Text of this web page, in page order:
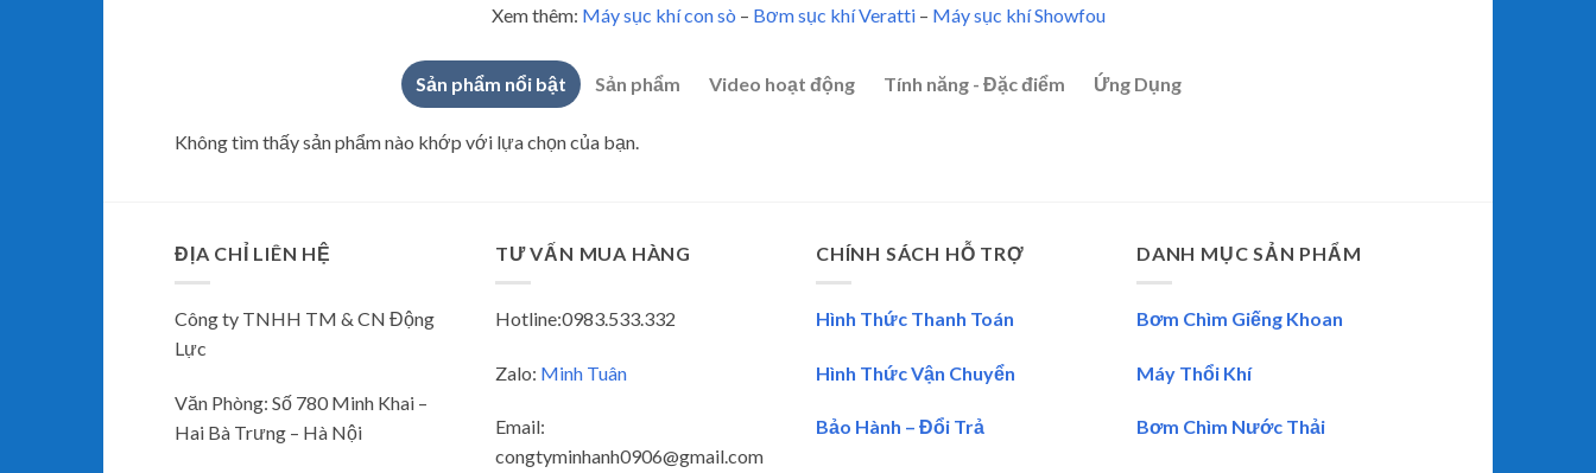
Xem thêm: Máy sục khí con sò – Bơm sục khí Veratti– Máy sục khí Showfou
Sản phẩm nổi bật Sản phẩm Video hoạt động Tính năng - Đặc điểm Ứng Dụng
Không tìm thấy sản phẩm nào khớp với lựa chọn của bạn.
ĐỊA CHỈ LIÊN HỆ
Công ty TNHH TM & CN Động
Lực
Văn Phòng: Số 780 Minh Khai –
Hai Bà Trưng – Hà Nội
TƯ VẤN MUA HÀNG
Hotline:0983.533.332
Zalo: Minh Tuân
Email:
congtyminhanh0906@gmail.com
CHÍNH SÁCH HỖ TRỢ
Hình Thức Thanh Toán
Hình Thức Vận Chuyển
Bảo Hành – Đổi Trả
DANH MỤC SẢN PHẨM
Bơm Chìm Giếng Khoan
Máy Thổi Khí
Bơm Chìm Nước Thải